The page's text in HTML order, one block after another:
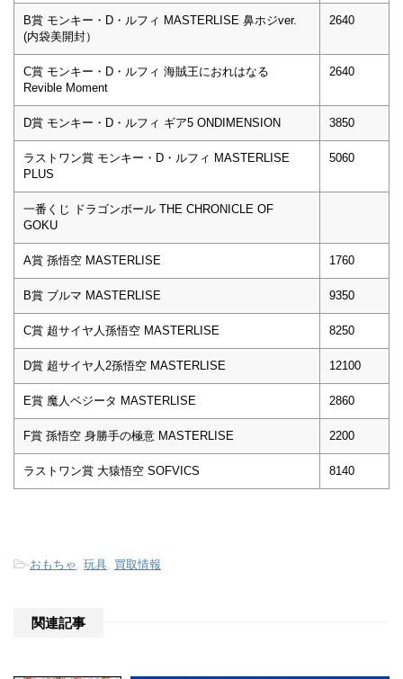
B賞 モンキー・D・ルフィ MASTERLISE 鼻ホジver.
(内袋美開封）
2640
C賞 モンキー・D・ルフィ 海賊王におれはなる
Revible Moment
2640
D賞 モンキー・D・ルフィ ギア5 ONDIMENSION 3850
ラストワン賞 モンキー・D・ルフィ MASTERLISE
PLUS
5060
一番くじ ドラゴンボール THE CHRONICLE OF
GOKU
A賞 孫悟空 MASTERLISE 1760
B賞 ブルマ MASTERLISE 9350
C賞 超サイヤ人孫悟空 MASTERLISE 8250
D賞 超サイヤ人2孫悟空 MASTERLISE 12100
E賞 魔人ベジータ MASTERLISE 2860
F賞 孫悟空 身勝手の極意 MASTERLISE 2200
ラストワン賞 大猿悟空 SOFVICS 8140
-おもちゃ 玩具 買取情報
関連記事